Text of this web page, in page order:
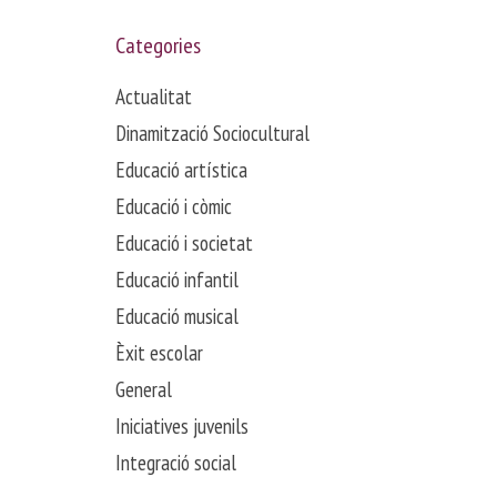
Categories
Actualitat
Dinamització Sociocultural
Educació artística
Educació i còmic
Educació i societat
Educació infantil
Educació musical
Èxit escolar
General
Iniciatives juvenils
Integració social